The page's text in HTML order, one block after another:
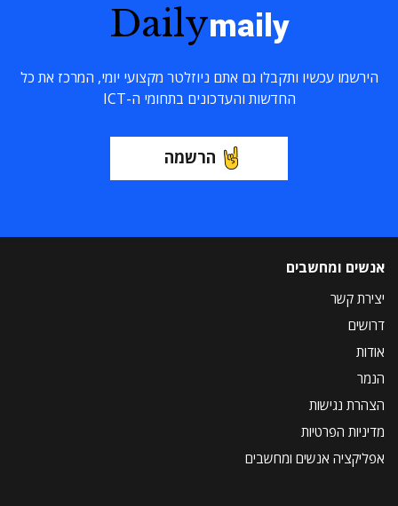
Dailymaily
הירשמו עכשיו ותקבלו גם אתם ניוזלטר מקצועי יומי, המרכז את כל
החדשות והעדכונים בתחומי ה-ICT
הרשמה
אנשים ומחשבים
יצירת קשר
דרושים
אודות
הנמר
הצהרת נגישות
מדיניות הפרטיות
אפליקציה אנשים ומחשבים